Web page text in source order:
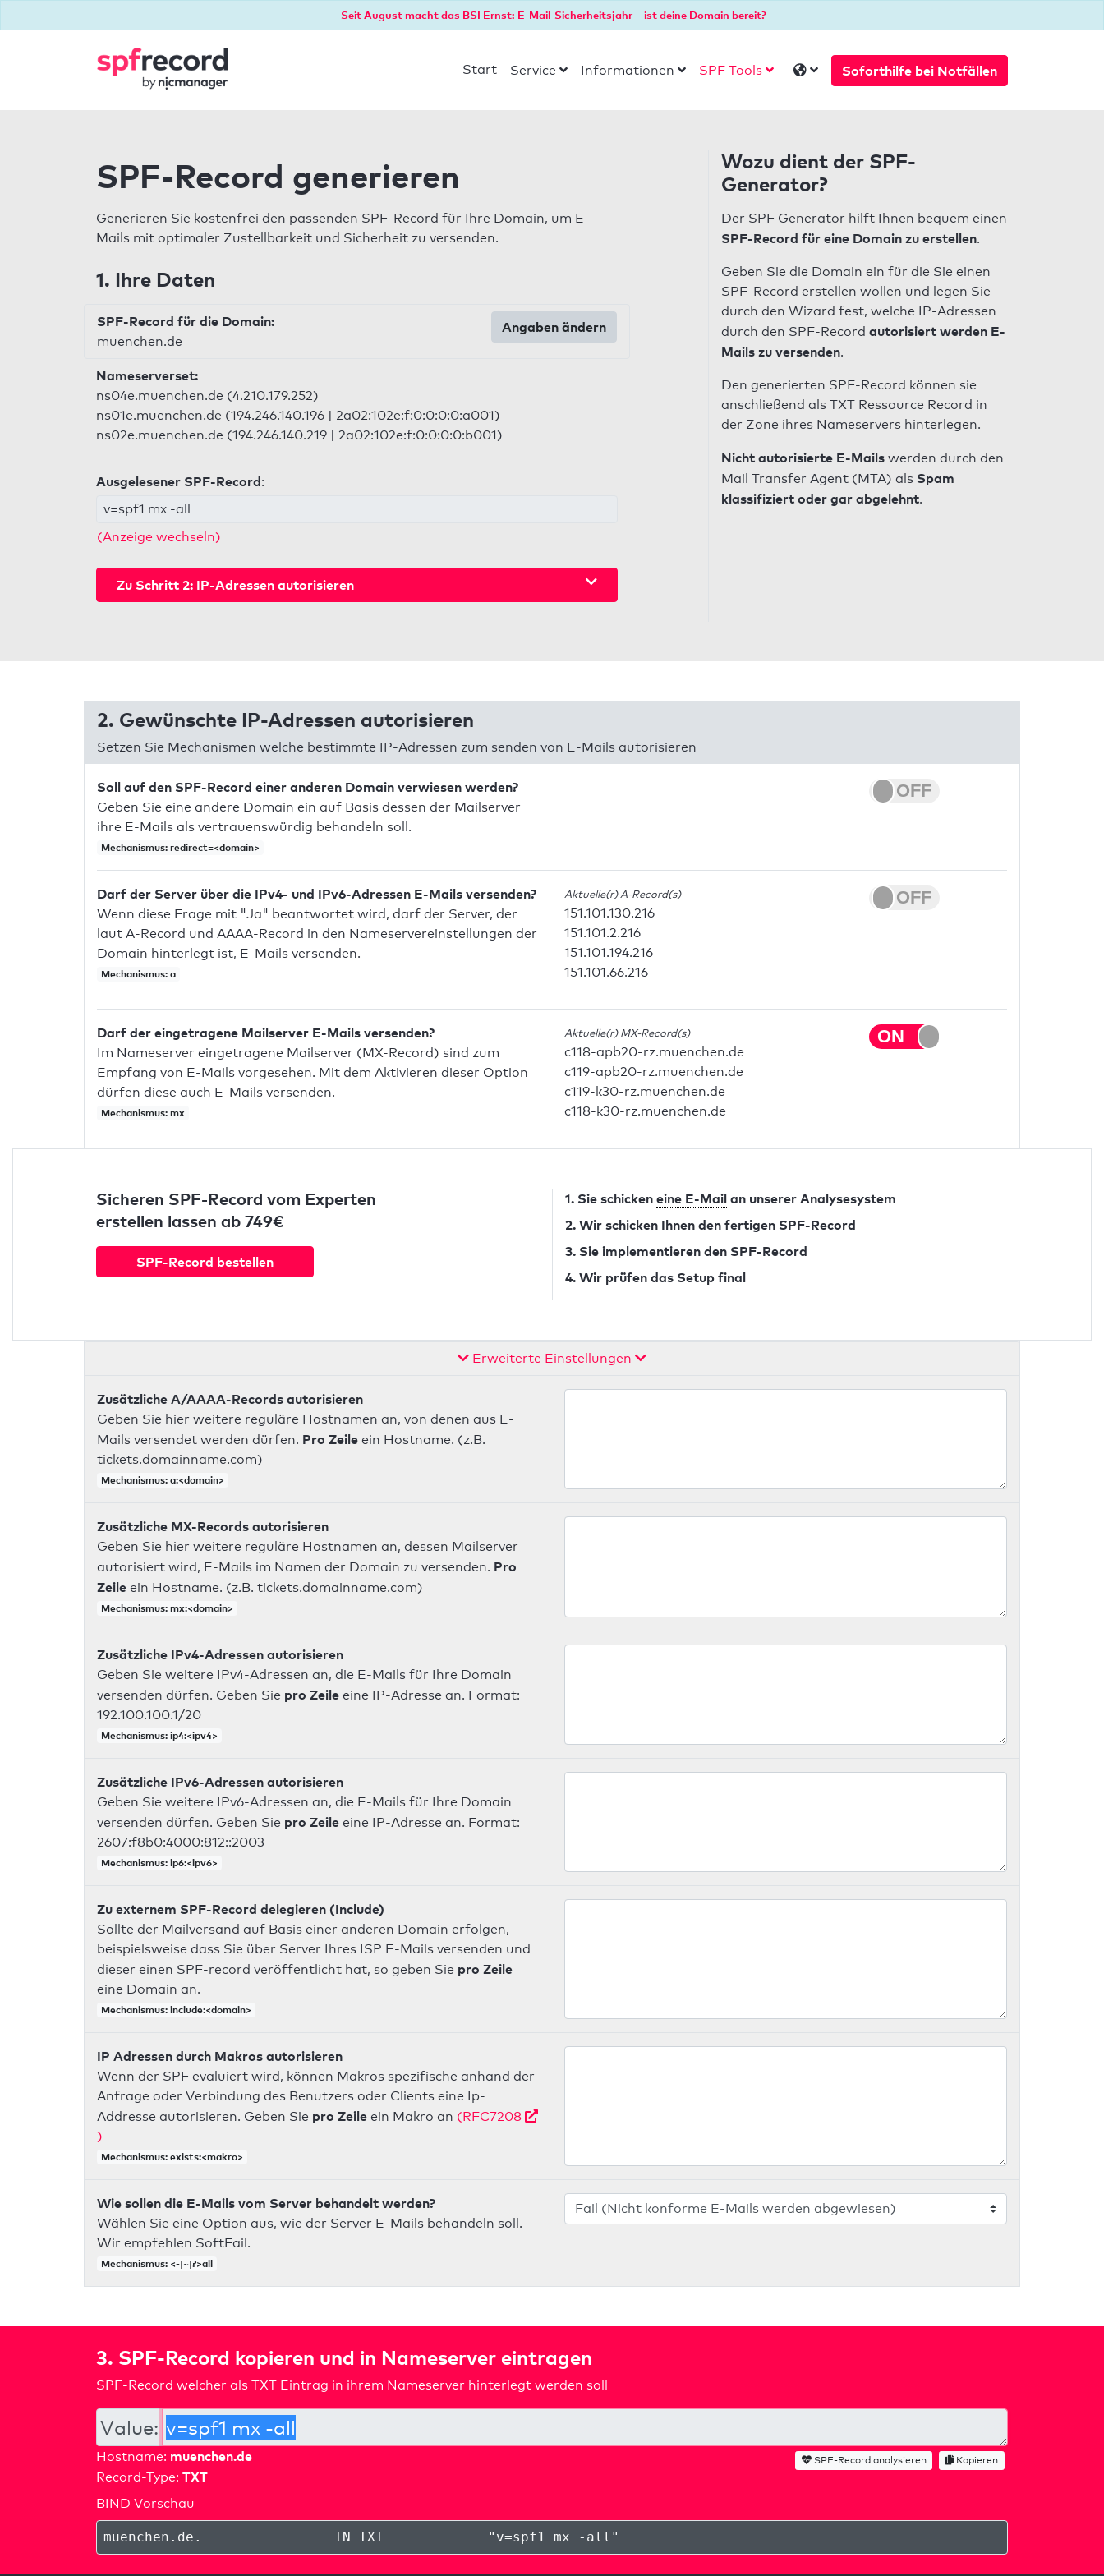
Seit August macht das BSI Ernst: E-Mail-Sicherheitsjahr – ist deine Domain bereit?
Start Service Informationen SPF Tools Soforthilfe bei Notfällen
SPF-Record generieren
Generieren Sie kostenfrei den passenden SPF-Record für Ihre Domain, um E-
Mails mit optimaler Zustellbarkeit und Sicherheit zu versenden.
1. Ihre Daten
SPF-Record für die Domain:
muenchen.de
Angaben ändern
Nameserverset:
ns04e.muenchen.de (4.210.179.252)
ns01e.muenchen.de (194.246.140.196 | 2a02:102e:f:0:0:0:0:a001)
ns02e.muenchen.de (194.246.140.219 | 2a02:102e:f:0:0:0:0:b001)
Ausgelesener SPF-Record:
v=spf1 mx -all
(Anzeige wechseln)
Zu Schritt 2: IP-Adressen autorisieren
Wozu dient der SPF-
Generator?
Der SPF Generator hilft Ihnen bequem einen
SPF-Record für eine Domain zu erstellen.
Geben Sie die Domain ein für die Sie einen
SPF-Record erstellen wollen und legen Sie
durch den Wizard fest, welche IP-Adressen
durch den SPF-Record autorisiert werden E-
Mails zu versenden.
Den generierten SPF-Record können sie
anschließend als TXT Ressource Record in
der Zone ihres Nameservers hinterlegen.
Nicht autorisierte E-Mails werden durch den
Mail Transfer Agent (MTA) als Spam
klassifiziert oder gar abgelehnt.
2. Gewünschte IP-Adressen autorisieren
Setzen Sie Mechanismen welche bestimmte IP-Adressen zum senden von E-Mails autorisieren
Soll auf den SPF-Record einer anderen Domain verwiesen werden?
Geben Sie eine andere Domain ein auf Basis dessen der Mailserver
ihre E-Mails als vertrauenswürdig behandeln soll.
Mechanismus: redirect=<domain>
Darf der Server über die IPv4- und IPv6-Adressen E-Mails versenden?
Wenn diese Frage mit "Ja" beantwortet wird, darf der Server, der
laut A-Record und AAAA-Record in den Nameservereinstellungen der
Domain hinterlegt ist, E-Mails versenden.
Mechanismus: a
Aktuelle(r) A-Record(s)
151.101.130.216
151.101.2.216
151.101.194.216
151.101.66.216
Darf der eingetragene Mailserver E-Mails versenden?
Im Nameserver eingetragene Mailserver (MX-Record) sind zum
Empfang von E-Mails vorgesehen. Mit dem Aktivieren dieser Option
dürfen diese auch E-Mails versenden.
Mechanismus: mx
Aktuelle(r) MX-Record(s)
c118-apb20-rz.muenchen.de
c119-apb20-rz.muenchen.de
c119-k30-rz.muenchen.de
c118-k30-rz.muenchen.de
Sicheren SPF-Record vom Experten
erstellen lassen ab 749€
SPF-Record bestellen
1. Sie schicken eine E-Mail an unserer Analysesystem
2. Wir schicken Ihnen den fertigen SPF-Record
3. Sie implementieren den SPF-Record
4. Wir prüfen das Setup final
Erweiterte Einstellungen
Zusätzliche A/AAAA-Records autorisieren
Geben Sie hier weitere reguläre Hostnamen an, von denen aus E-
Mails versendet werden dürfen. Pro Zeile ein Hostname. (z.B.
tickets.domainname.com)
Mechanismus: a:<domain>
Zusätzliche MX-Records autorisieren
Geben Sie hier weitere reguläre Hostnamen an, dessen Mailserver
autorisiert wird, E-Mails im Namen der Domain zu versenden. Pro
Zeile ein Hostname. (z.B. tickets.domainname.com)
Mechanismus: mx:<domain>
Zusätzliche IPv4-Adressen autorisieren
Geben Sie weitere IPv4-Adressen an, die E-Mails für Ihre Domain
versenden dürfen. Geben Sie pro Zeile eine IP-Adresse an. Format:
192.100.100.1/20
Mechanismus: ip4:<ipv4>
Zusätzliche IPv6-Adressen autorisieren
Geben Sie weitere IPv6-Adressen an, die E-Mails für Ihre Domain
versenden dürfen. Geben Sie pro Zeile eine IP-Adresse an. Format:
2607:f8b0:4000:812::2003
Mechanismus: ip6:<ipv6>
Zu externem SPF-Record delegieren (Include)
Sollte der Mailversand auf Basis einer anderen Domain erfolgen,
beispielsweise dass Sie über Server Ihres ISP E-Mails versenden und
dieser einen SPF-record veröffentlicht hat, so geben Sie pro Zeile
eine Domain an.
Mechanismus: include:<domain>
IP Adressen durch Makros autorisieren
Wenn der SPF evaluiert wird, können Makros spezifische anhand der
Anfrage oder Verbindung des Benutzers oder Clients eine Ip-
Addresse autorisieren. Geben Sie pro Zeile ein Makro an (RFC7208
)
Mechanismus: exists:<makro>
Wie sollen die E-Mails vom Server behandelt werden?
Wählen Sie eine Option aus, wie der Server E-Mails behandeln soll.
Wir empfehlen SoftFail.
Mechanismus: <-|~|?>all
3. SPF-Record kopieren und in Nameserver eintragen
SPF-Record welcher als TXT Eintrag in ihrem Nameserver hinterlegt werden soll
Value:
Hostname: muenchen.de
Record-Type: TXT
SPF-Record analysieren Kopieren
BIND Vorschau
muenchen.de . IN TXT " v=spf1 mx -all "